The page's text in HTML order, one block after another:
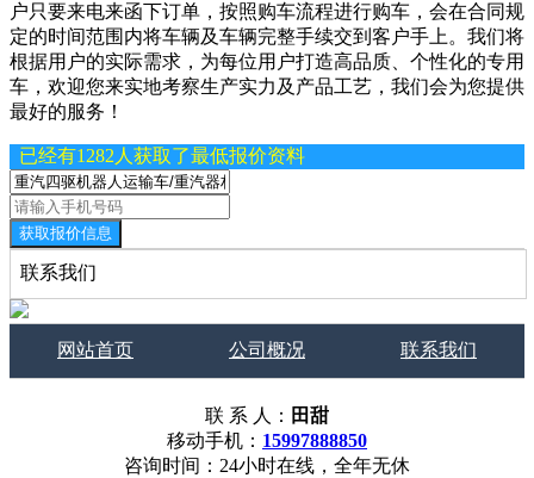
户只要来电来函下订单，按照购车流程进行购车，会在合同规
定的时间范围内将车辆及车辆完整手续交到客户手上。我们将
根据用户的实际需求，为每位用户打造高品质、个性化的专用
车，欢迎您来实地考察生产实力及产品工艺，我们会为您提供
最好的服务！
已经有1282人获取了最低报价资料
获取报价信息
联系我们
网站首页 公司概况 联系我们
联 系 人： 田甜
移动手机： 15997888850
咨询时间：24小时在线，全年无休